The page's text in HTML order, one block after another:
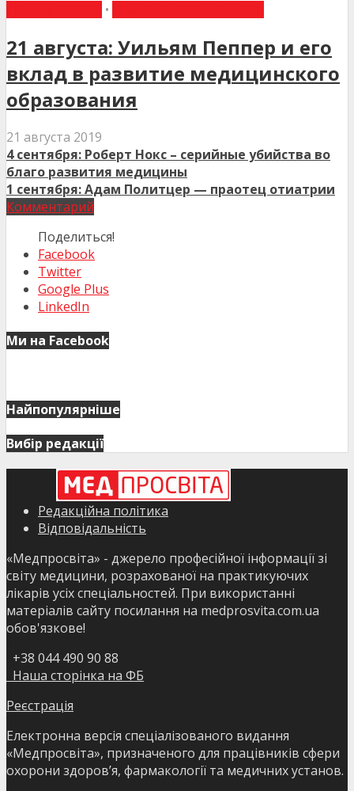
•
21 августа: Уильям Пеппер и его
вклад в развитие медицинского
образования
21 августа 2019
4 сентября: Роберт Нокс – серийные убийства во
благо развития медицины
1 сентября: Адам Политцер — праотец отиатрии
Комментарий
Поделиться!
Facebook
Twitter
Google Plus
LinkedIn
Ми на Facebook
Найпопулярніше
Вибір редакції
Редакційна політика
Відповідальність
«Медпросвіта» - джерело професійної інформації зі
світу медицини, розрахованої на практикуючих
лікарів усіх спеціальностей. При використанні
матеріалів сайту посилання на medprosvita.com.ua
обов'язкове!
+38 044 490 90 88
Наша сторінка на ФБ
Реєстрація
Електронна версія спеціалізованого видання
«Медпросвіта», призначеного для працівників сфери
охорони здоров’я, фармакології та медичних установ.